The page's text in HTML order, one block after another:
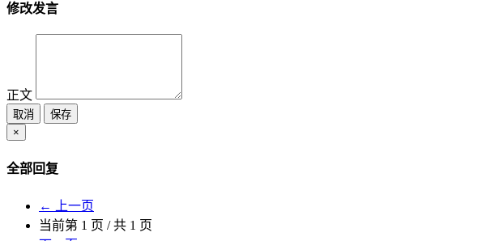
修改发言
正文
取消
保存
×
全部回复
← 上一页
当前第 1 页 / 共 1 页